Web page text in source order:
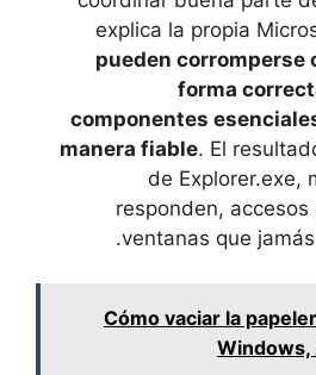
explica la propia
pueden corromperse
forma
componentes
manera fiable. El
de Explorer.exe,
responden,
ventanas que
Cómo vaciar la
Windows,